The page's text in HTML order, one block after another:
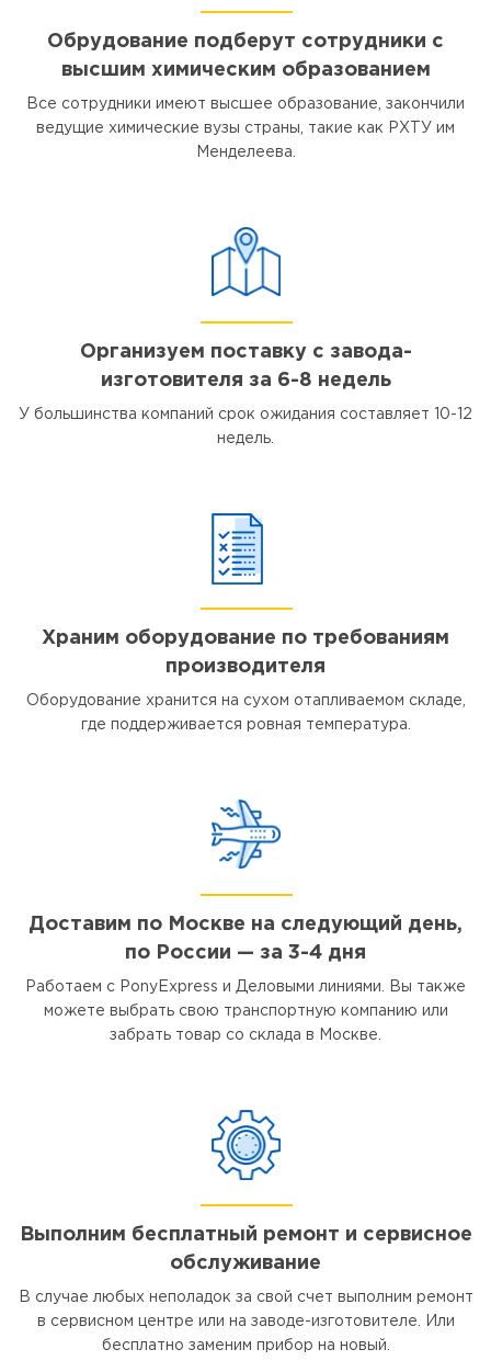
Обрудование подберут сотрудники с
высшим химическим образованием
Все сотрудники имеют высшее образование, закончили
ведущие химические вузы страны, такие как РХТУ им
Менделеева.
Организуем поставку с завода-
изготовителя за 6-8 недель
У большинства компаний срок ожидания составляет 10-12
недель.
Храним оборудование по требованиям
производителя
Оборудование хранится на сухом отапливаемом складе,
где поддерживается ровная температура.
Доставим по Москве на следующий день,
по России — за 3-4 дня
Работаем с PonyExpress и Деловыми линиями. Вы также
можете выбрать свою транспортную компанию или
забрать товар со склада в Москве.
Выполним бесплатный ремонт и сервисное
обслуживание
В случае любых неполадок за свой счет выполним ремонт
в сервисном центре или на заводе-изготовителе. Или
бесплатно заменим прибор на новый.